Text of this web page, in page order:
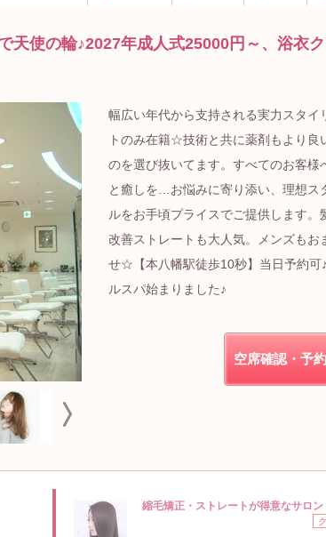
天使の輪♪2027年成人式25000円～、浴衣
幅広い年代から支持される実力スタイ
トのみ在籍☆技術と共に薬剤もより良
のを選び抜いてます。すべてのお客様
と癒しを…お悩みに寄り添い、理想ス
ルをお手頃プライスでご提供します。
改善ストレートも大人気。メンズもお
せ☆【本八幡駅徒歩10秒】当日予約可
ルスパ始まりました♪
空席確認・予
縮毛矯正・ストレートが得意なサロン